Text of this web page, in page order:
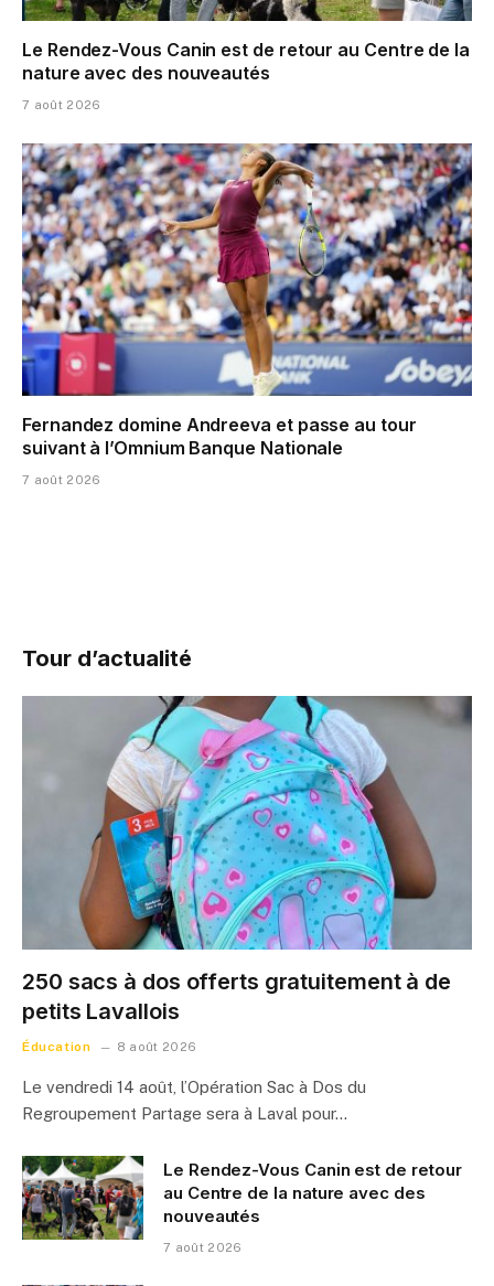
Le Rendez-Vous Canin est de retour au Centre de la
nature avec des nouveautés
7 août 2026
Fernandez domine Andreeva et passe au tour
suivant à l’Omnium Banque Nationale
7 août 2026
Tour d’actualité
250 sacs à dos offerts gratuitement à de
petits Lavallois
Éducation 8 août 2026
Le vendredi 14 août, l’Opération Sac à Dos du
Regroupement Partage sera à Laval pour…
Le Rendez-Vous Canin est de retour
au Centre de la nature avec des
nouveautés
7 août 2026